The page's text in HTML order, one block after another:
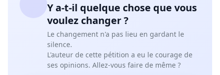
Y a-t-il quelque chose que vous
voulez changer ?
Le changement n'a pas lieu en gardant le
silence.
L'auteur de cette pétition a eu le courage de
ses opinions. Allez-vous faire de même ?